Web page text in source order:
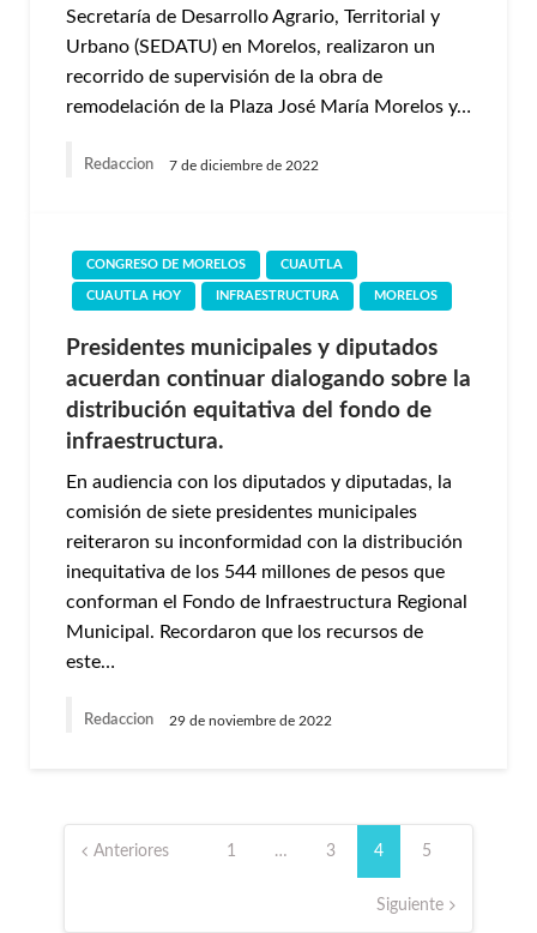
Secretaría de Desarrollo Agrario, Territorial y
Urbano (SEDATU) en Morelos, realizaron un
recorrido de supervisión de la obra de
remodelación de la Plaza José María Morelos y…
Redaccion 7 de diciembre de 2022
CONGRESO DE MORELOS CUAUTLA
CUAUTLA HOY INFRAESTRUCTURA MORELOS
Presidentes municipales y diputados
acuerdan continuar dialogando sobre la
distribución equitativa del fondo de
infraestructura.
En audiencia con los diputados y diputadas, la
comisión de siete presidentes municipales
reiteraron su inconformidad con la distribución
inequitativa de los 544 millones de pesos que
conforman el Fondo de Infraestructura Regional
Municipal. Recordaron que los recursos de
este…
Redaccion 29 de noviembre de 2022
Paginación
de Anteriores 1 … 3 4 5
Siguiente